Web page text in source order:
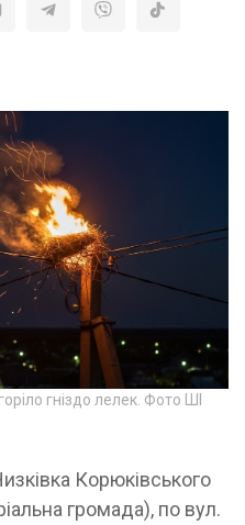
гніздо лелек. Фото ШІ
Корюківського
громада), по вул.